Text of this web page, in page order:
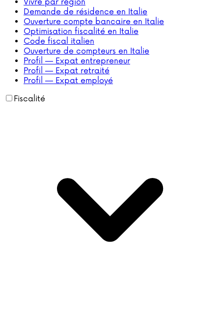
Vivre par région
Demande de résidence en Italie
Ouverture compte bancaire en Italie
Optimisation fiscalité en Italie
Code fiscal italien
Ouverture de compteurs en Italie
Profil — Expat entrepreneur
Profil — Expat retraité
Profil — Expat employé
Fiscalité